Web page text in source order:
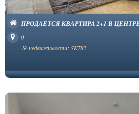
ПРОДАЕТСЯ КВАРТИРА 2+1 В
0
№ недвижимости: SK782